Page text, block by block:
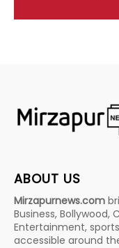
ABOUT US
Mirzapurnews.com
Business, Bollywood,
Entertainment,
accessible around